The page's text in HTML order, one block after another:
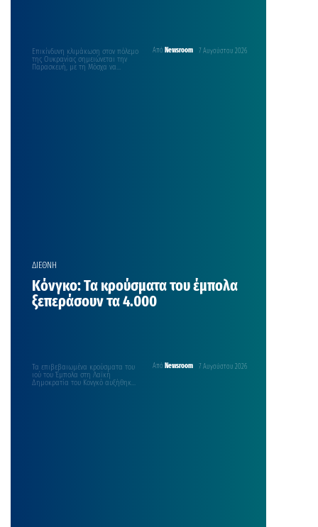
Από Newsroom 7 Αυγούστου 2026
Επικίνδυνη κλιμάκωση στον πόλεμο
της Ουκρανίας σημειώνεται την
Παρασκευή, με τη Μόσχα να
ΔΙΕΘΝΗ
Κόνγκο: Τα κρούσματα του έμπολα
ξεπεράσουν τα 4.000
Από Newsroom 7 Αυγούστου 2026
Τα επιβεβαιωμένα κρούσματα του
ιού του Έμπολα στη Λαϊκή
Δημοκρατία του Κονγκό αυξήθηκαν